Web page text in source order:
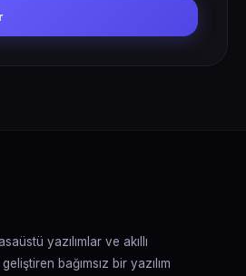
yazılımlar ve akıllı
bağımsız bir yazılım